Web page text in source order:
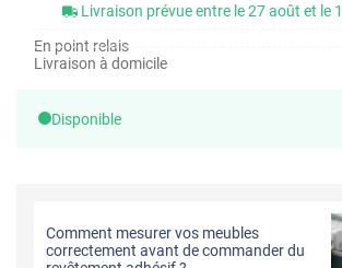
Livraison prévue entre le 27 août et le
En point relais
Livraison à domicile
Disponible
Comment mesurer vos meubles
correctement avant de commander du